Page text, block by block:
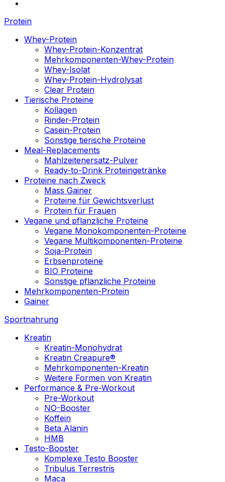
Protein
Whey-Protein
Whey-Protein-Konzentrat
Mehrkomponenten-Whey-Protein
Whey-Isolat
Whey-Protein-Hydrolysat
Clear Protein
Tierische Proteine
Kollagen
Rinder-Protein
Casein-Protein
Sonstige tierische Proteine
Meal-Replacements
Mahlzeitenersatz-Pulver
Ready-to-Drink Proteingetränke
Proteine nach Zweck
Mass Gainer
Proteine für Gewichtsverlust
Protein für Frauen
Vegane und pflanzliche Proteine
Vegane Monokomponenten-Proteine
Vegane Multikomponenten-Proteine
Soja-Protein
Erbsenproteine
BIO Proteine
Sonstige pflanzliche Proteine
Mehrkomponenten-Protein
Gainer
Sportnahrung
Kreatin
Kreatin-Monohydrat
Kreatin Creapure®
Mehrkomponenten-Kreatin
Weitere Formen von Kreatin
Performance & Pre-Workout
Pre-Workout
NO-Booster
Koffein
Beta Alanin
HMB
Testo-Booster
Komplexe Testo Booster
Tribulus Terrestris
Maca